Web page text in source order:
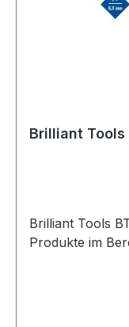
Brilliant Tools BT020909 1/4" Adapter Weitere